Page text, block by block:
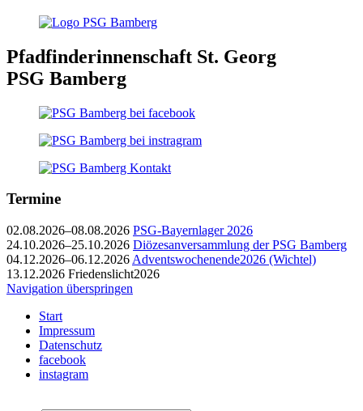
Pfadfinderinnenschaft St. Georg
PSG Bamberg
Termine
02.08.2026–08.08.2026 PSG-Bayernlager 2026
24.10.2026–25.10.2026 Diözesanversammlung der PSG Bamberg
04.12.2026–06.12.2026 Adventswochenende2026 (Wichtel)
13.12.2026 Friedenslicht2026
Navigation überspringen
Start
Impressum
Datenschutz
facebook
instagram